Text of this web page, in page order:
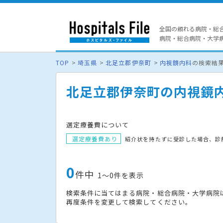
全国の頼れる病院・総
病院・総合病院・大学
TOP 埼玉県 北足立郡伊奈町 内視鏡内科の検索結
北足立郡伊奈町の内視鏡
選定療養費について
選定療養費あり 紹介状を持たずに受診した場合、
0件中 1〜0件を表示
検索条件に当てはまる病院・総合病院・大学病
再度条件を変更して検索してください。